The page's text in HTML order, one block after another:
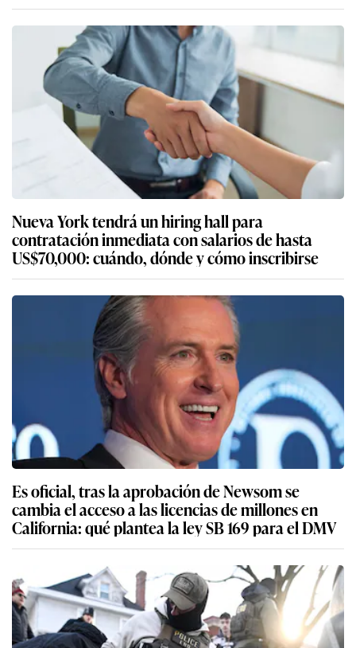
Nueva York tendrá un hiring hall para
contratación inmediata con salarios de hasta
US$70,000: cuándo, dónde y cómo inscribirse
Es oficial, tras la aprobación de Newsom se
cambia el acceso a las licencias de millones en
California: qué plantea la ley SB 169 para el DMV